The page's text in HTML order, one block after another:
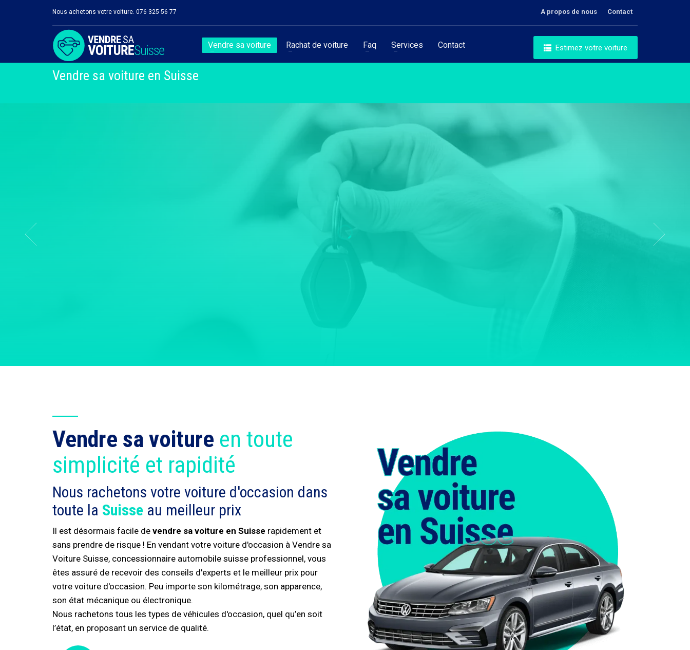
Nous achetons votre voiture. 076 325 56 77 A propos de nous Contact
Vendre sa voiture Rachat de voiture Faq Services Contact Estimez votre voiture
Vendre sa voiture en Suisse
Vendre sa voiture en toute
simplicité et rapidité
Nous rachetons votre voiture d'occasion dans
toute la Suisse au meilleur prix
Il est désormais facile de vendre sa voiture en Suisse rapidement et
sans prendre de risque ! En vendant votre voiture d'occasion à Vendre sa
Voiture Suisse, concessionnaire automobile suisse professionnel, vous
êtes assuré de recevoir des conseils d'experts et le meilleur prix pour
votre voiture d'occasion. Peu importe son kilométrage, son apparence,
son état mécanique ou électronique.
Nous rachetons tous les types de véhicules d'occasion, quel qu’en soit
l’état, en proposant un service de qualité.